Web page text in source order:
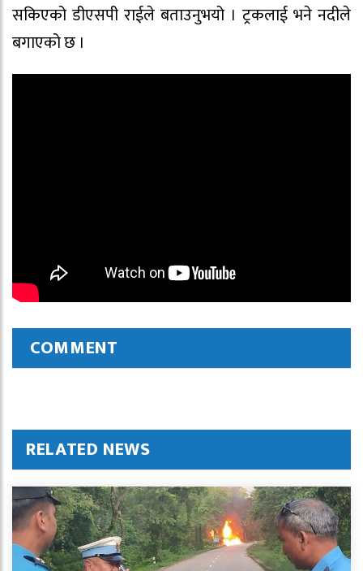
सकिएको डीएसपी राईले बताउनुभयो । ट्रकलाई भने नदीले
बगाएको छ ।
COMMENT
RELATED NEWS